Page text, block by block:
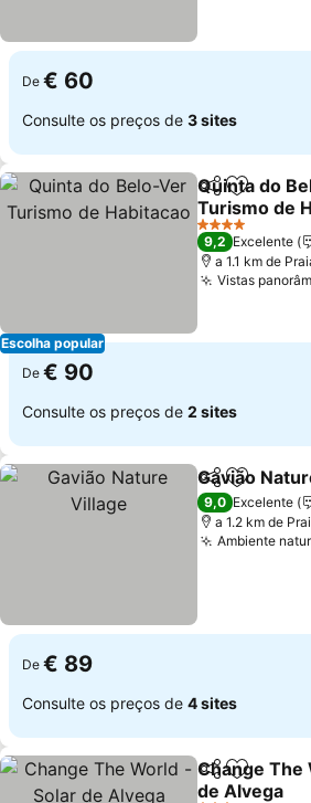
De € 60
Consulte os preços de 3 sites
Escolha popular
Partilhar
Quinta do
Turismo de
4 Estrelas
9,2 Excelente
a 1.1 km de
Vistas
De € 90
Consulte os preços de 2 sites
Partilhar
Gavião
9,0 Excelente
a 1.2 km de
Ambiente
De € 89
Consulte os preços de 4 sites
Partilhar
Change The
de Alvega